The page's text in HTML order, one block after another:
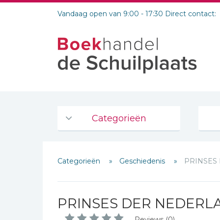
Vandaag open van 9:00 - 17:30 Direct contact:
Categorieën
De Bijbel
Bijbelse Dagboeken 2026
Bijbelstudie groepen
Categorieën Geschiedenis
PRINSES DER